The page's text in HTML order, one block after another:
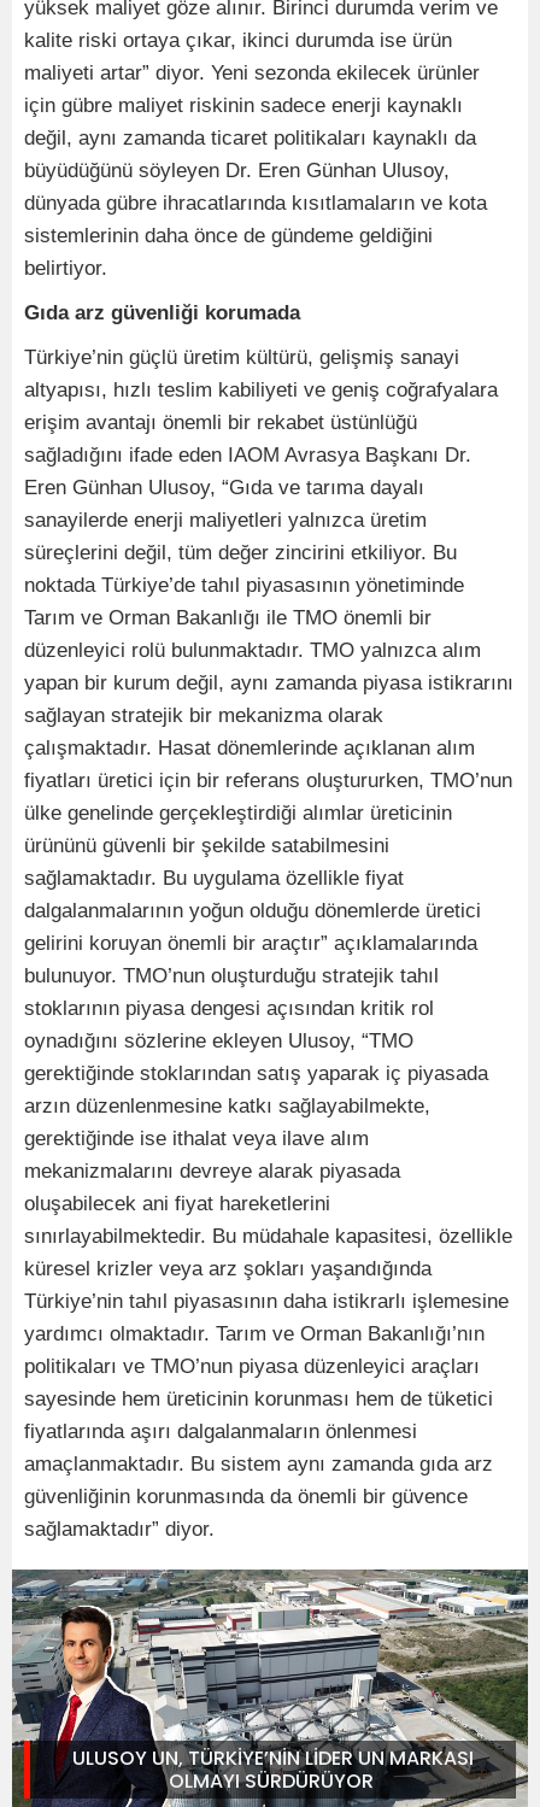
yüksek maliyet göze alınır. Birinci durumda verim ve
kalite riski ortaya çıkar, ikinci durumda ise ürün
maliyeti artar” diyor. Yeni sezonda ekilecek ürünler
için gübre maliyet riskinin sadece enerji kaynaklı
değil, aynı zamanda ticaret politikaları kaynaklı da
büyüdüğünü söyleyen Dr. Eren Günhan Ulusoy,
dünyada gübre ihracatlarında kısıtlamaların ve kota
sistemlerinin daha önce de gündeme geldiğini
belirtiyor.
Gıda arz güvenliği korumada
Türkiye’nin güçlü üretim kültürü, gelişmiş sanayi
altyapısı, hızlı teslim kabiliyeti ve geniş coğrafyalara
erişim avantajı önemli bir rekabet üstünlüğü
sağladığını ifade eden IAOM Avrasya Başkanı Dr.
Eren Günhan Ulusoy, “Gıda ve tarıma dayalı
sanayilerde enerji maliyetleri yalnızca üretim
süreçlerini değil, tüm değer zincirini etkiliyor. Bu
noktada Türkiye’de tahıl piyasasının yönetiminde
Tarım ve Orman Bakanlığı ile TMO önemli bir
düzenleyici rolü bulunmaktadır. TMO yalnızca alım
yapan bir kurum değil, aynı zamanda piyasa istikrarını
sağlayan stratejik bir mekanizma olarak
çalışmaktadır. Hasat dönemlerinde açıklanan alım
fiyatları üretici için bir referans oluştururken, TMO’nun
ülke genelinde gerçekleştirdiği alımlar üreticinin
ürününü güvenli bir şekilde satabilmesini
sağlamaktadır. Bu uygulama özellikle fiyat
dalgalanmalarının yoğun olduğu dönemlerde üretici
gelirini koruyan önemli bir araçtır” açıklamalarında
bulunuyor. TMO’nun oluşturduğu stratejik tahıl
stoklarının piyasa dengesi açısından kritik rol
oynadığını sözlerine ekleyen Ulusoy, “TMO
gerektiğinde stoklarından satış yaparak iç piyasada
arzın düzenlenmesine katkı sağlayabilmekte,
gerektiğinde ise ithalat veya ilave alım
mekanizmalarını devreye alarak piyasada
oluşabilecek ani fiyat hareketlerini
sınırlayabilmektedir. Bu müdahale kapasitesi, özellikle
küresel krizler veya arz şokları yaşandığında
Türkiye’nin tahıl piyasasının daha istikrarlı işlemesine
yardımcı olmaktadır. Tarım ve Orman Bakanlığı’nın
politikaları ve TMO’nun piyasa düzenleyici araçları
sayesinde hem üreticinin korunması hem de tüketici
fiyatlarında aşırı dalgalanmaların önlenmesi
amaçlanmaktadır. Bu sistem aynı zamanda gıda arz
güvenliğinin korunmasında da önemli bir güvence
sağlamaktadır” diyor.
ULUSOY UN, TÜRKİYE’NİN LİDER UN MARKASI
OLMAYI SÜRDÜRÜYOR